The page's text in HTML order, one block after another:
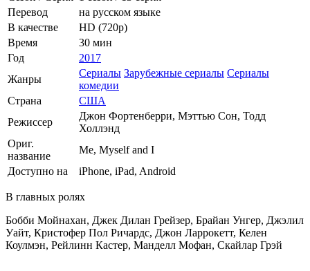
Перевод
на русском языке
В качестве
HD (720p)
Время
30 мин
Год
2017
Жанры
Сериалы Зарубежные сериалы Сериалы
комедии
Страна
США
Режиссер
Джон Фортенберри, Мэттью Сон, Тодд
Холлэнд
Ориг.
название
Me, Myself and I
Доступно на
iPhone, iPad, Android
В главных ролях
Бобби Мойнахан, Джек Дилан Грейзер, Брайан Унгер, Джэлил
Уайт, Кристофер Пол Ричардс, Джон Ларрокетт, Келен
Коулмэн, Рейлинн Кастер, Манделл Мофан, Скайлар Грэй